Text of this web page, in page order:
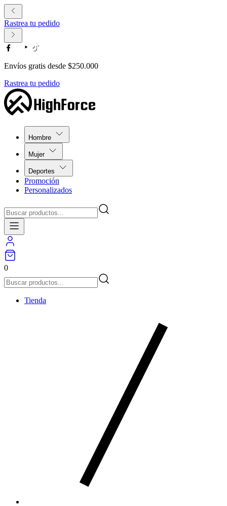
Rastrea tu pedido
Envíos gratis desde $250.000
Rastrea tu pedido
Hombre
Mujer
Deportes
Promoción
Personalizados
0
Tienda